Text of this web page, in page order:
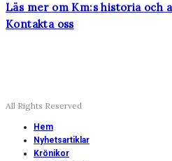
Läs mer om Km:s historia och
Kontakta oss
All Rights Reserved
Hem
Nyhetsartiklar
Krönikor